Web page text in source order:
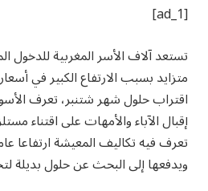
[ad_1]
تستعد آلاف الأسر المغربية
متزايد بسبب الارتفاع الكبير في
اقتراب حلول شهر شتنبر، تعرف
إقبال الآباء والأمهات على اقتناء
تعرف فيه تكاليف المعيشة ارتفاعا
ويدفعها إلى البحث عن حلول بديلة